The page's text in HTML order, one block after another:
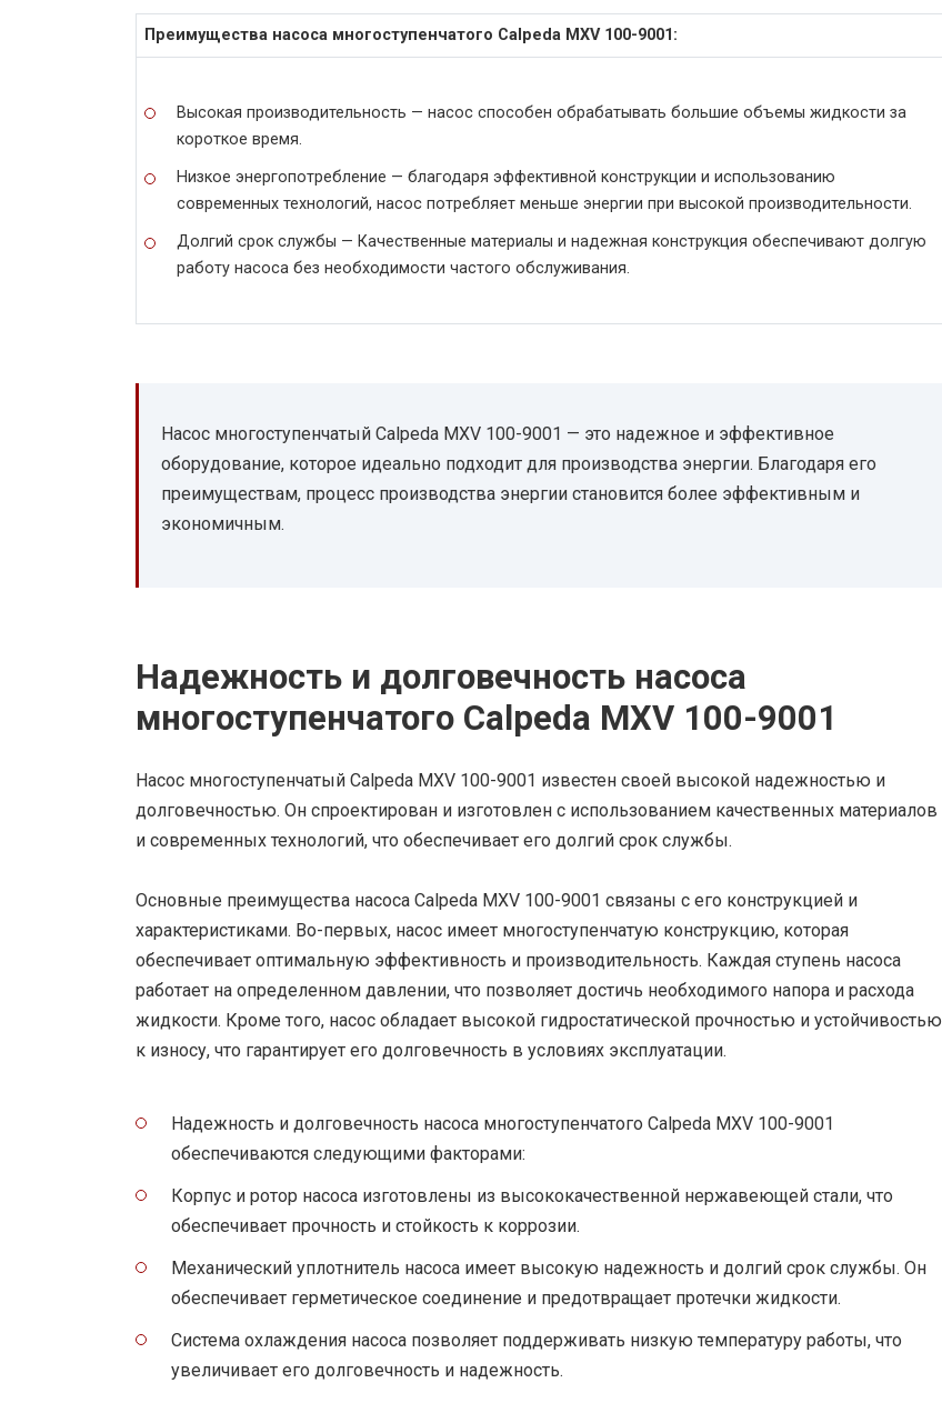
Преимущества насоса многоступенчатого Calpeda MXV 100-9001:
Высокая производительность — насос способен обрабатывать большие объемы жидкости за
короткое время.
Низкое энергопотребление — благодаря эффективной конструкции и использованию
современных технологий, насос потребляет меньше энергии при высокой производительности.
Долгий срок службы — Качественные материалы и надежная конструкция обеспечивают долгую
работу насоса без необходимости частого обслуживания.
Насос многоступенчатый Calpeda MXV 100-9001 — это надежное и эффективное
оборудование, которое идеально подходит для производства энергии. Благодаря его
преимуществам, процесс производства энергии становится более эффективным и
экономичным.
Надежность и долговечность насоса
многоступенчатого Calpeda MXV 100-9001
Насос многоступенчатый Calpeda MXV 100-9001 известен своей высокой надежностью и
долговечностью. Он спроектирован и изготовлен с использованием качественных материалов
и современных технологий, что обеспечивает его долгий срок службы.
Основные преимущества насоса Calpeda MXV 100-9001 связаны с его конструкцией и
характеристиками. Во-первых, насос имеет многоступенчатую конструкцию, которая
обеспечивает оптимальную эффективность и производительность. Каждая ступень насоса
работает на определенном давлении, что позволяет достичь необходимого напора и расхода
жидкости. Кроме того, насос обладает высокой гидростатической прочностью и устойчивостью
к износу, что гарантирует его долговечность в условиях эксплуатации.
Надежность и долговечность насоса многоступенчатого Calpeda MXV 100-9001
обеспечиваются следующими факторами:
Корпус и ротор насоса изготовлены из высококачественной нержавеющей стали, что
обеспечивает прочность и стойкость к коррозии.
Механический уплотнитель насоса имеет высокую надежность и долгий срок службы. Он
обеспечивает герметическое соединение и предотвращает протечки жидкости.
Система охлаждения насоса позволяет поддерживать низкую температуру работы, что
увеличивает его долговечность и надежность.